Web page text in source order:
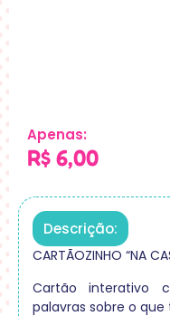
Apenas:
R$ 6,00
Descrição:
CARTÃOZINHO “NA
Cartão interativo
palavras sobre o